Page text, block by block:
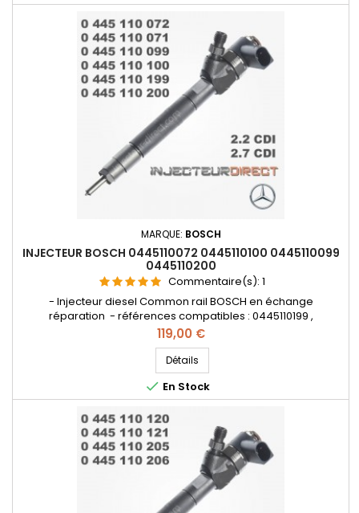
MARQUE: BOSCH
INJECTEUR BOSCH 0445110072 0445110100 0445110099
0445110200
Commentaire(s): 1
- Injecteur diesel Common rail BOSCH en échange
réparation - références compatibles : 0445110199 ,
0445110200 , 0445110099 , 0445110100 , 0445110071 , 0986435061
, 0986435062 , 0986435041 , 0986435071 , 6110700987 ,
A6110700987 , 6110701387 , A6110701387 , 6110701787 , A6110701787 ,
A611070178780 - Pour motorisation Mercedes Benz 2.2cdi ,
2.7cdi...
Prix
119,00 €
Détails
 En Stock